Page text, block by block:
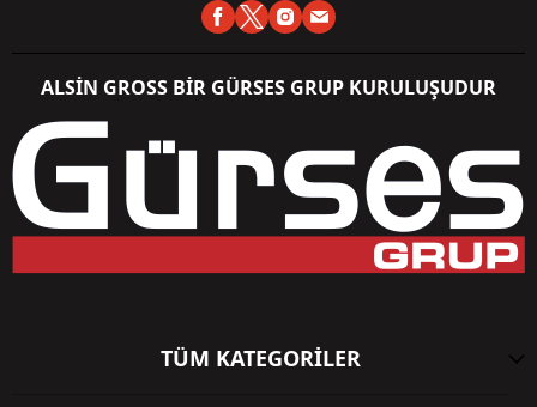
ALSİN GROSS BİR GÜRSES GRUP KURULUŞUDUR
TÜM KATEGORİLER